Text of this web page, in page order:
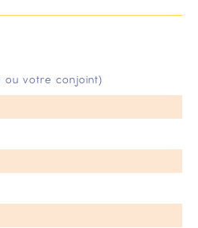
ou votre conjoint)